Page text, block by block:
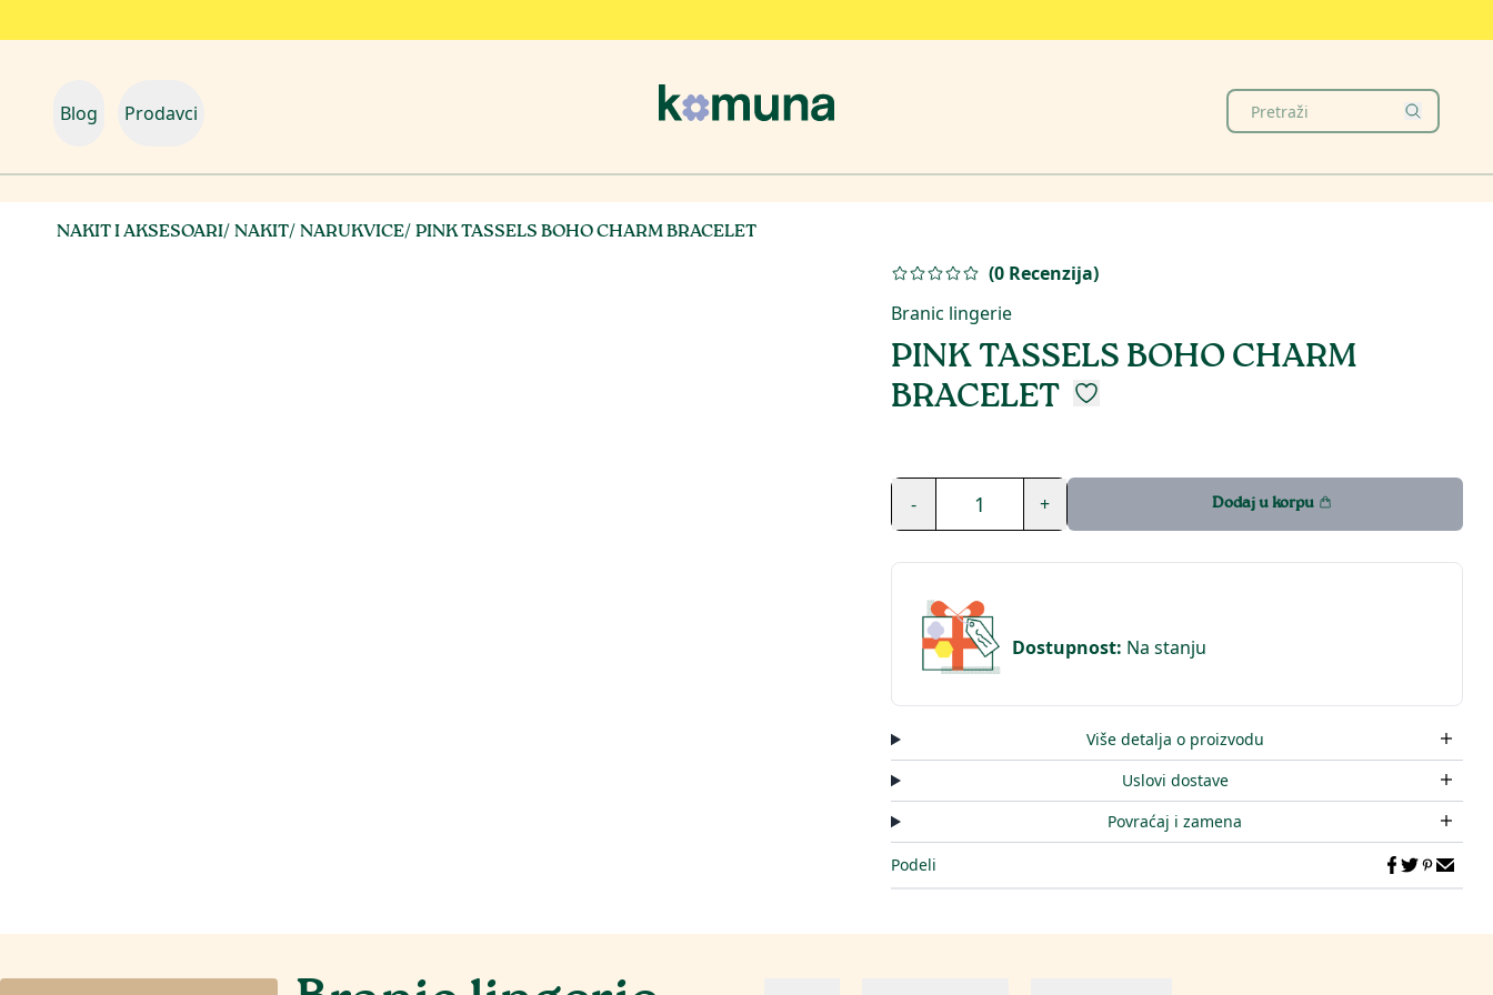
Blog Prodavci
NAKIT I AKSESOARI/NAKIT/NARUKVICE/PINK TASSELS BOHO CHARM BRACELET
(0 Recenzija)
Branic lingerie
PINK TASSELS BOHO CHARM
BRACELET
- 1 + Dodaj u korpu
Dostupnost: Na stanju
Više detalja o proizvodu
Uslovi dostave
Povraćaj i zamena
Podeli